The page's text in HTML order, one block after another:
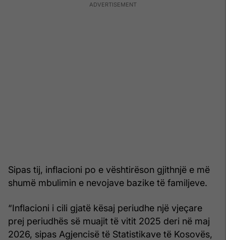
Sipas tij, inflacioni po e vështirëson gjithnjë e më
shumë mbulimin e nevojave bazike të familjeve.
“Inflacioni i cili gjatë kësaj periudhe një vjeçare
prej periudhës së muajit të vitit 2025 deri në maj
2026, sipas Agjencisë të Statistikave të Kosovës,